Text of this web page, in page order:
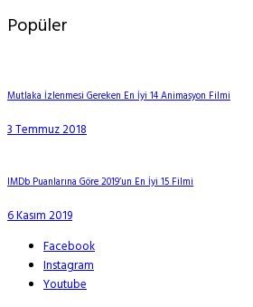
Popüler
Mutlaka İzlenmesi Gereken En İyi 14 Animasyon Filmi
3 Temmuz 2018
IMDb Puanlarına Göre 2019’un En İyi 15 Filmi
6 Kasım 2019
Facebook
Instagram
Youtube